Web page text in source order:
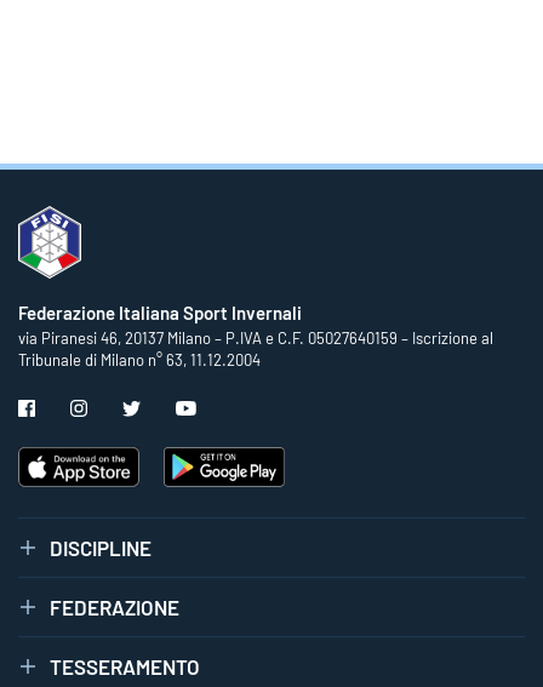
Federazione Italiana Sport Invernali
via Piranesi 46, 20137 Milano – P.IVA e C.F. 05027640159 – Iscrizione al
Tribunale di Milano n° 63, 11.12.2004
DISCIPLINE
FEDERAZIONE
TESSERAMENTO